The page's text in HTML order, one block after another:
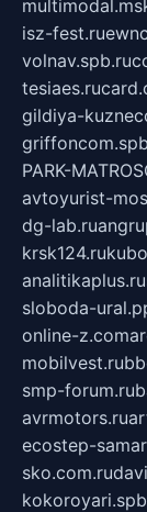
isz-fest.ru
volnav.spb.ru
tesiaes.ru
gildiya-
PARK-
avtoyurist-
dg-lab.ru
krsk124.ru
analitikaplus.ru
sloboda-
online-z.com
mobilvest.ru
smp-forum.ru
avrmotors.ru
ecostep-
sko.com.ru